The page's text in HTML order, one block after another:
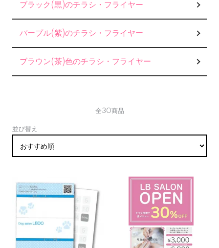
ブラック(黒)のチラシ・フライヤー
パープル(紫)のチラシ・フライヤー
ブラウン(茶)色のチラシ・フライヤー
全30商品
並び替え